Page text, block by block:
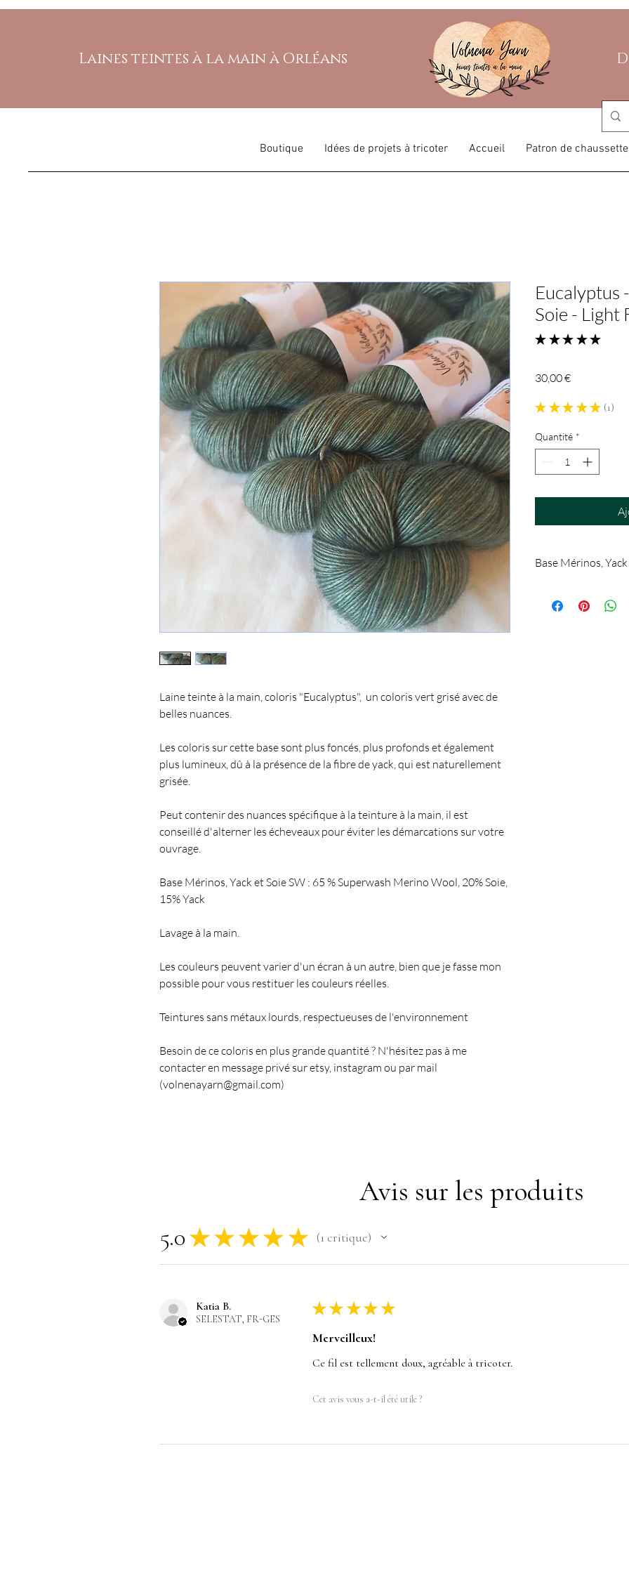
Laines teintes à la main à Orléans
Boutique Idées de projets à tricoter Accueil Patron de
Laine teinte à la main, coloris "Eucalyptus", un coloris vert grisé avec de
belles nuances.
Les coloris sur cette base sont plus foncés, plus profonds et également
plus lumineux, dû à la présence de la fibre de yack, qui est naturellement
grisée.
Peut contenir des nuances spécifique à la teinture à la main, il est
conseillé d'alterner les écheveaux pour éviter les démarcations sur votre
ouvrage.
Base Mérinos, Yack et Soie SW : 65 % Superwash Merino Wool, 20% Soie,
15% Yack
Lavage à la main.
Les couleurs peuvent varier d'un écran à un autre, bien que je fasse mon
possible pour vous restituer les couleurs réelles.
Teintures sans métaux lourds, respectueuses de l'environnement
Besoin de ce coloris en plus grande quantité ? N'hésitez pas à me
contacter en message privé sur etsy, instagram ou par mail
(volnenayarn@gmail.com)
Eucalyptus
Soie - Light
★ ★ ★ ★ ★
30,00 €Prix
★ ★ ★ ★ ★ 1
1
Quantité *
Base Mérinos,
Base de fil peu
Avis sur les produits
5.0 ★ ★ ★ ★ ★ 1 critique
Katia B.
SELESTAT, FR-GES
★ ★ ★ ★ ★
Merveilleux!
Ce fil est tellement doux, agréable à tricoter.
Cet avis vous a-t-il été utile ?